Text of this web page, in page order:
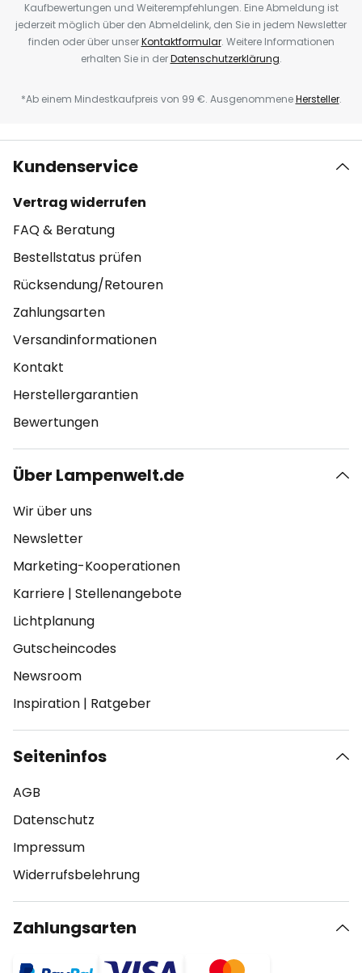
Kaufbewertungen und Weiterempfehlungen. Eine Abmeldung ist
jederzeit möglich über den Abmeldelink, den Sie in jedem Newsletter
finden oder über unserKontaktformular. Weitere Informationen
erhalten Sie in derDatenschutzerklärung.
*Ab einem Mindestkaufpreis von 99 €. AusgenommeneHersteller.
Kundenservice
Vertrag widerrufen
FAQ & Beratung
Bestellstatus prüfen
Rücksendung/Retouren
Zahlungsarten
Versandinformationen
Kontakt
Herstellergarantien
Bewertungen
Über Lampenwelt.de
Wir über uns
Newsletter
Marketing-Kooperationen
Karriere | Stellenangebote
Lichtplanung
Gutscheincodes
Newsroom
Inspiration | Ratgeber
Seiteninfos
AGB
Datenschutz
Impressum
Widerrufsbelehrung
Zahlungsarten